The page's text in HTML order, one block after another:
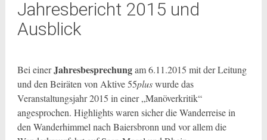
Jahresbericht 2015 und
Ausblick
Bei einerJahresbesprechungam 6.11.2015 mit der Leitung
und den Beiräten von Aktive 55pluswurde das
Veranstaltungsjahr 2015 in einer „Manöverkritik“
angesprochen. Highlights waren sicher die Wanderreise in
den Wanderhimmel nach Baiersbronn und vor allem die